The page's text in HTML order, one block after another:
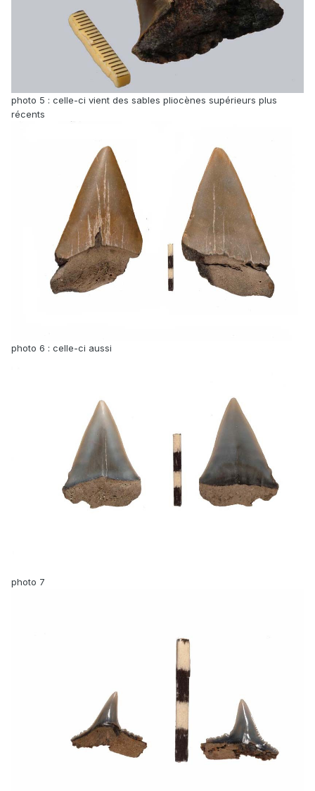
photo 5 : celle-ci vient des sables pliocènes supérieurs plus
récents
photo 6 : celle-ci aussi
photo 7